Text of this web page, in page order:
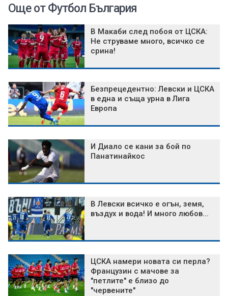
Още от Футбол България
В Макаби след побоя от ЦСКА:
Не струваме много, всичко се
срина!
Безпрецедентно: Левски и ЦСКА
в една и съща урна в Лига
Европа
И Диало се кани за бой по
Панатинайкос
В Левски всичко е огън, земя,
въздух и вода! И много любов...
ЦСКА намери новата си перла?
Французин с мачове за
"петлите" е близо до
"червените"